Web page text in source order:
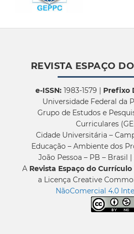
REVISTA ESPAÇO
e-ISSN:1983-1579 | Prefixo
Universidade Federal da
Grupo de Estudos e
Curriculares
Cidade Universitária –
Educação – Ambiente dos
João Pessoa – PB – Brasil |
A Revista Espaço do Currículo
a Licença Creative
NãoComercial 4.0